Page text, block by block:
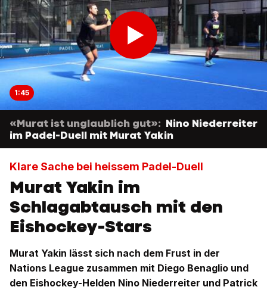
1:45
«Murat ist unglaublich gut»: Nino Niederreiter
im Padel-Duell mit Murat Yakin
Klare Sache bei heissem Padel-Duell
Murat Yakin im
Schlagabtausch mit den
Eishockey-Stars
Murat Yakin lässt sich nach dem Frust in der
Nations League zusammen mit Diego Benaglio und
den Eishockey-Helden Nino Niederreiter und Patrick